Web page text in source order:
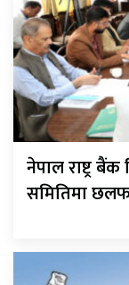
नेपाल राष्ट्र
समितिमा